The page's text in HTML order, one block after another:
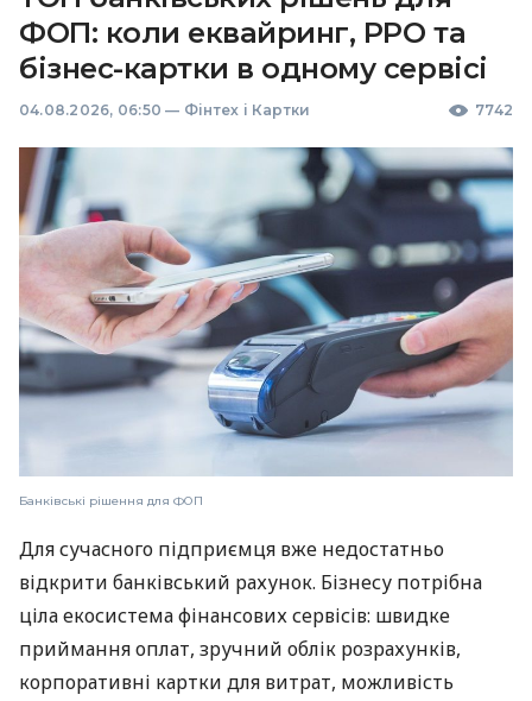
ФОП: коли еквайринг, РРО та
бізнес-картки в одному сервісі
04.08.2026, 06:50 — Фінтех і Картки 7742
Банківські рішення для ФОП
Для сучасного підприємця вже недостатньо
відкрити банківський рахунок. Бізнесу потрібна
ціла екосистема фінансових сервісів: швидке
приймання оплат, зручний облік розрахунків,
корпоративні картки для витрат, можливість